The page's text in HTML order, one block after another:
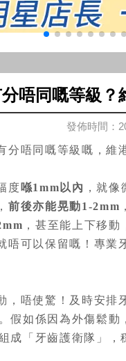
唔同嘅等級？
發佈時間：
分唔同嘅等級嘅，維
度 喺1mm以內 ，就
前後亦能晃動1-2mm
，甚至能上下移動
唔可以保留嘅！專業
，唔使驚！及時安排
假如係因為外傷鬆
成「牙齒護衛隊」